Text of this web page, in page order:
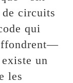
de circuits
qui
un
les